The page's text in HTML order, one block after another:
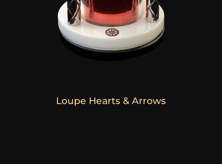
Loupe Hearts & Arrows